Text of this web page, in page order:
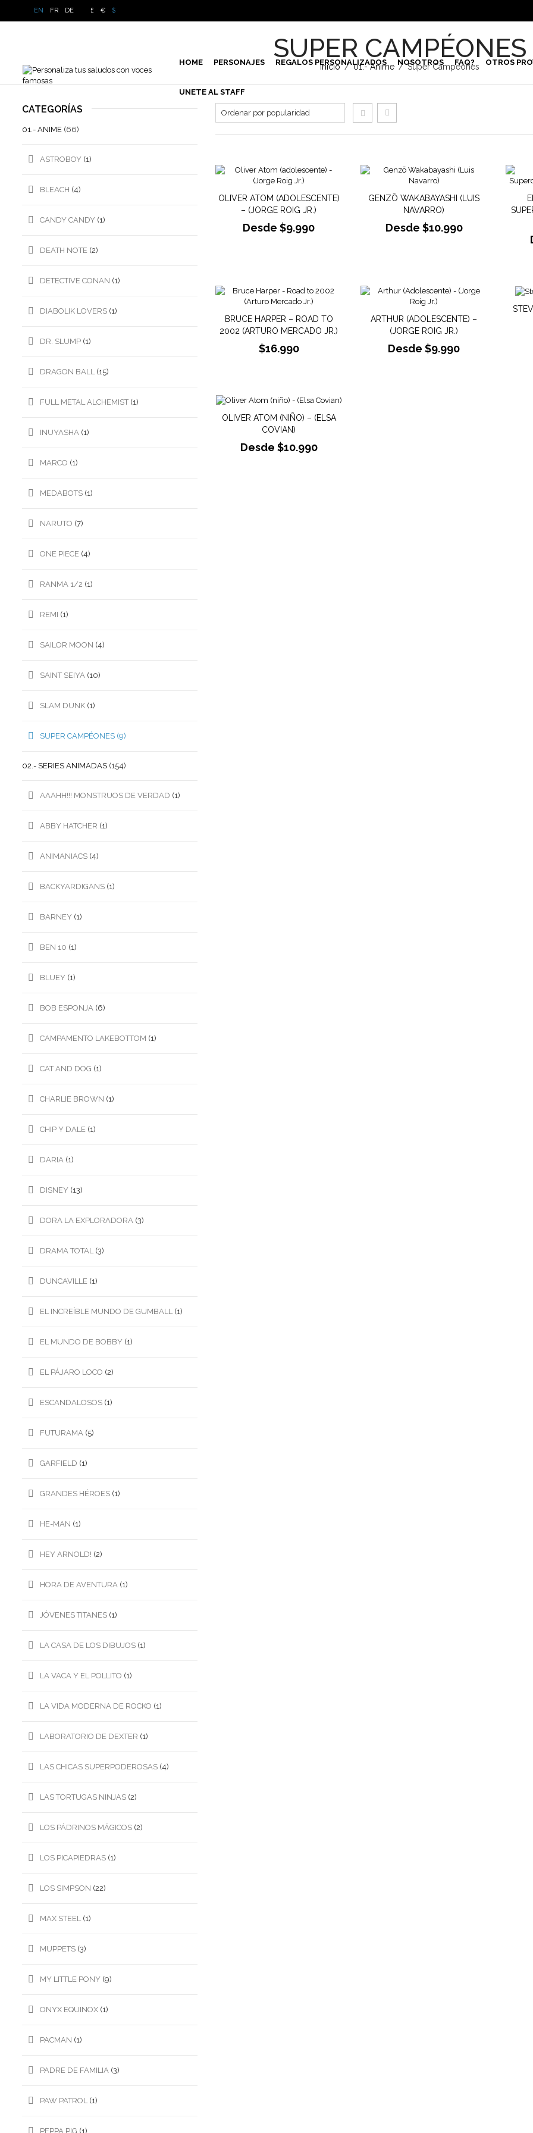
EN FR DE £ € $
HOME PERSONAJES REGALOS PERSONALIZADOS NOSOTROS FAQ? OTROS
UNETE AL STAFF
SUPER CAMPÉONES
Inicio / 01.- Anime /Super Campéones
OLIVER ATOM (ADOLESCENTE)
– (JORGE ROIG JR.)
Desde$9.990
GENZŌ WAKABAYASHI (LUIS
NAVARRO)
Desde $10.990
BRUCE HARPER – ROAD TO
2002 (ARTURO MERCADO JR.)
$16.990
ARTHUR (ADOLESCENTE) –
(JORGE ROIG JR.)
Desde$9.990
OLIVER ATOM (NIÑO) – (ELSA
COVIAN)
Desde $10.990
CATEGORÍAS
01.- ANIME (66)
ASTROBOY (1)
BLEACH (4)
CANDY CANDY (1)
DEATH NOTE (2)
DETECTIVE CONAN (1)
DIABOLIK LOVERS (1)
DR. SLUMP (1)
DRAGON BALL (15)
FULL METAL ALCHEMIST (1)
INUYASHA (1)
MARCO (1)
MEDABOTS (1)
NARUTO (7)
ONE PIECE (4)
RANMA 1/2 (1)
REMI (1)
SAILOR MOON (4)
SAINT SEIYA (10)
SLAM DUNK (1)
SUPER CAMPÉONES (9)
02.- SERIES ANIMADAS (154)
AAAHH!!! MONSTRUOS DE VERDAD (1)
ABBY HATCHER (1)
ANIMANIACS (4)
BACKYARDIGANS (1)
BARNEY (1)
BEN 10 (1)
BLUEY (1)
BOB ESPONJA (6)
CAMPAMENTO LAKEBOTTOM (1)
CAT AND DOG (1)
CHARLIE BROWN (1)
CHIP Y DALE (1)
DARIA (1)
DISNEY (13)
DORA LA EXPLORADORA (3)
DRAMA TOTAL (3)
DUNCAVILLE (1)
EL INCREÍBLE MUNDO DE GUMBALL (1)
EL MUNDO DE BOBBY (1)
EL PÁJARO LOCO (2)
ESCANDALOSOS (1)
FUTURAMA (5)
GARFIELD (1)
GRANDES HÉROES (1)
HE-MAN (1)
HEY ARNOLD! (2)
HORA DE AVENTURA (1)
JÓVENES TITANES (1)
LA CASA DE LOS DIBUJOS (1)
LA VACA Y EL POLLITO (1)
LA VIDA MODERNA DE ROCKO (1)
LABORATORIO DE DEXTER (1)
LAS CHICAS SUPERPODEROSAS (4)
LAS TORTUGAS NINJAS (2)
LOS PÁDRINOS MÁGICOS (2)
LOS PICAPIEDRAS (1)
LOS SIMPSON (22)
MAX STEEL (1)
MUPPETS (3)
MY LITTLE PONY (9)
ONYX EQUINOX (1)
PACMAN (1)
PADRE DE FAMILIA (3)
PAW PATROL (1)
PEPPA PIG (1)